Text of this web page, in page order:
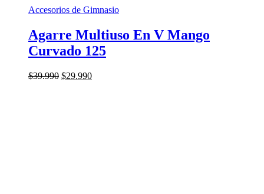
Accesorios de Gimnasio
Agarre Multiuso En V Mango
Curvado 125
$39.990 El
$29.990El